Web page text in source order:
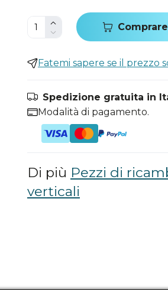
Comprare
Fatemi sapere se il prezzo
Spedizione gratuita in
Modalità di pagamento.
Di più Pezzi di
verticali